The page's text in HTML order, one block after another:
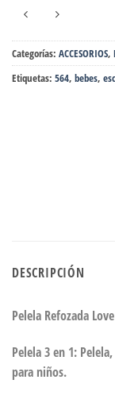
Categorías: ACCESORIOS,
Etiquetas: 564, bebes,
DESCRIPCIÓN
Pelela Refozada
Pelela 3 en 1:
para niños.